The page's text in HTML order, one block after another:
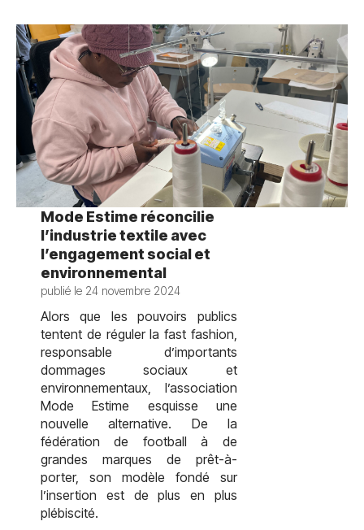
Mode Estime réconcilie
l’industrie textile avec
l’engagement social et
environnemental
publié le 24 novembre 2024
Alors que les pouvoirs publics
tentent de réguler la fast fashion,
responsable d’importants
dommages sociaux et
environnementaux, l’association
Mode Estime esquisse une
nouvelle alternative. De la
fédération de football à de
grandes marques de prêt-à-
porter, son modèle fondé sur
l’insertion est de plus en plus
plébiscité.